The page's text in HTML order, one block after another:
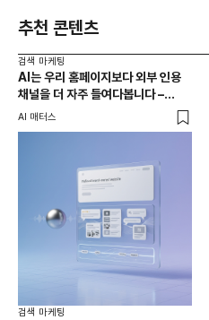
추천 콘텐츠
검색 마케팅
AI는 우리 홈페이지보다 외부 인용
채널을 더 자주 들여다봅니다 –
두툼한 인용 레이어를 짜는 법
AI 매터스
검색 마케팅